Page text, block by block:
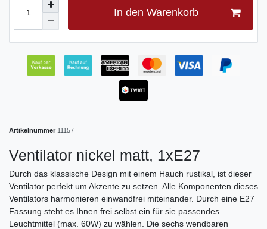
In den Warenkorb
Artikelnummer 11157
Ventilator nickel matt, 1xE27
Durch das klassische Design mit einem Hauch rustikal, ist dieser
Ventilator perfekt um Akzente zu setzen. Alle Komponenten dieses
Ventilators harmonieren einwandfrei miteinander. Durch eine E27
Fassung steht es Ihnen frei selbst ein für sie passendes
Leuchtmittel (max. 60W) zu wählen. Die sechs wendbaren